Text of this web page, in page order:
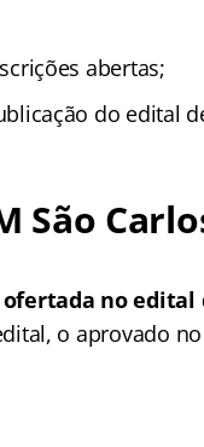
abertas;
do edital
São
no edital
o aprovado